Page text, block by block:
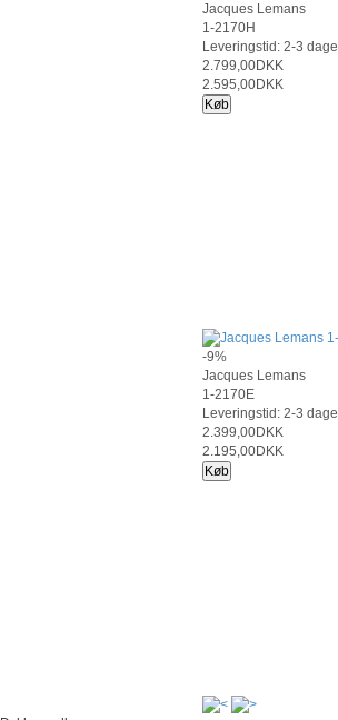
Jacques Lemans
1-2170H
Leveringstid: 2-3 dage
2.799,00DKK
2.595,00DKK
Køb
-9%
Jacques Lemans
1-2170E
Leveringstid: 2-3 dage
2.399,00DKK
2.195,00DKK
Køb